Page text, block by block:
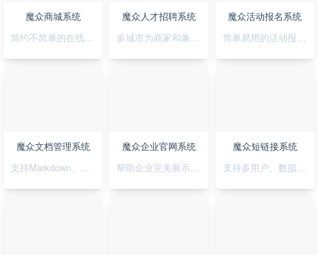
魔众商城系统
简约不简单的在线商城系统
魔众人才招聘系统
多城市为商家和兼职者的提供精准对接平台
魔众活动报名系统
简单易用的活动报名系统
魔众文档管理系统
支持Markdown、图表、脑图、富文本的文档管理系统
魔众企业官网系统
帮助企业完美展示自己的形象
魔众短链接系统
支持多用户、数据统计、API对接的短链接系统